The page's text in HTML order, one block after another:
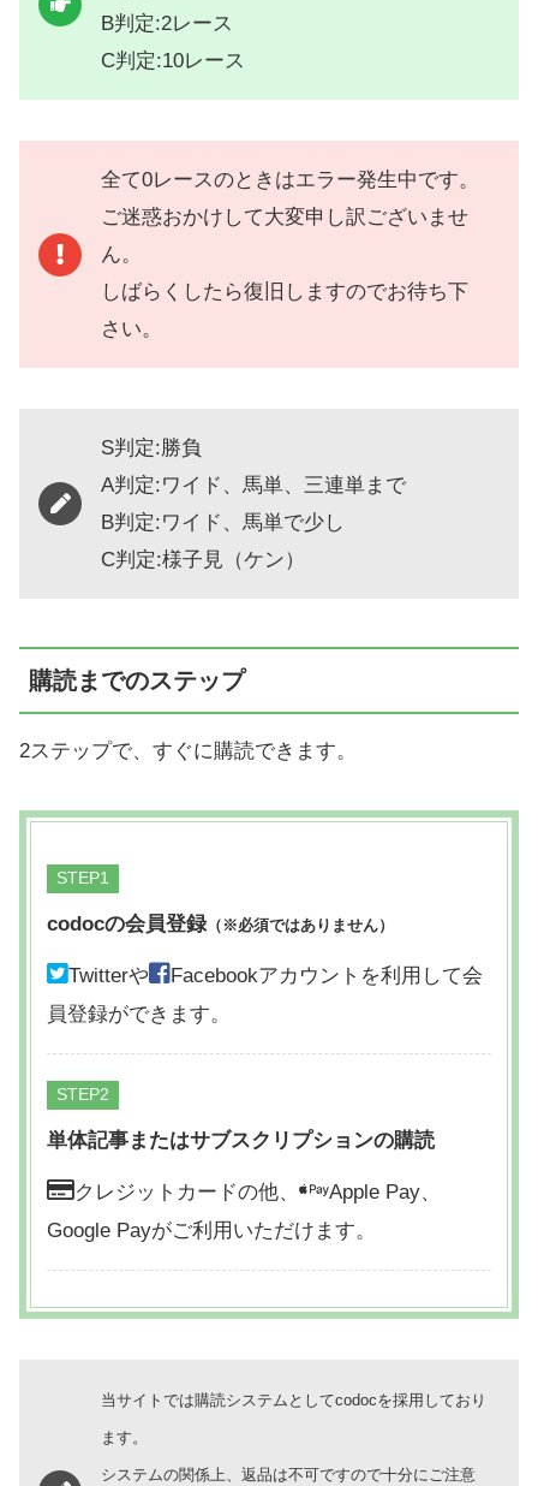
B判定:2レース
C判定:10レース
全て0レースのときはエラー発生中です。
ご迷惑おかけして大変申し訳ございませ
ん。
しばらくしたら復旧しますのでお待ち下
さい。
S判定:勝負
A判定:ワイド、馬単、三連単まで
B判定:ワイド、馬単で少し
C判定:様子見（ケン）
購読までのステップ
2ステップで、すぐに購読できます。
STEP
codocの会員登録（※必須ではありません）
Twitterや
Facebookアカウントを利用して会
員登録ができます。
STEP
単体記事またはサブスクリプションの購読
クレジットカードの他、
Apple Pay、
Google Payがご利用いただけます。
当サイトでは購読システムとしてcodocを採用しており
ます。
システムの関係上、返品は不可ですので十分にご注意